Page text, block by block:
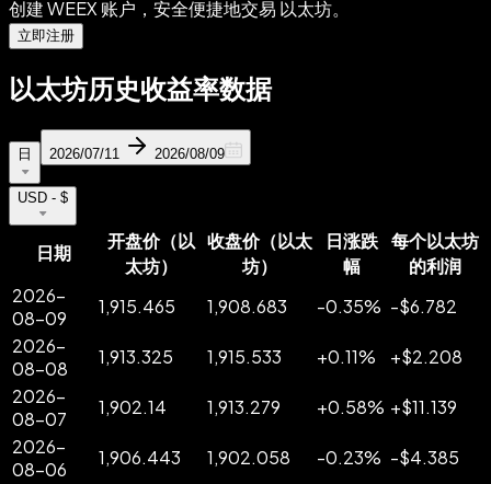
创建 WEEX 账户，安全便捷地交易 以太坊。
立即注册
以太坊历史收益率数据
日 2026/07/11 2026/08/09
USD - $
日期
开盘价（以
太坊）
收盘价（以太
坊）
日涨跌
幅
每个以太坊
的利润
2026-
08-09
1,915.465 1,908.683 -0.35% -$6.782
2026-
08-08
1,913.325 1,915.533 +0.11% +$2.208
2026-
08-07
1,902.14 1,913.279 +0.58% +$11.139
2026-
08-06
1,906.443 1,902.058 -0.23% -$4.385